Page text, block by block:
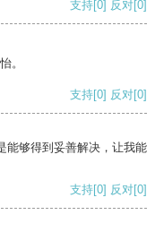
支持[0] 反对[0]
。
支持[0] 反对[0]
能够得到妥善解决，让我能
支持[0] 反对[0]